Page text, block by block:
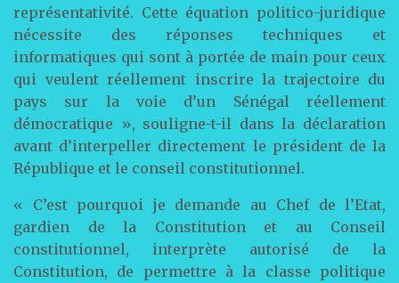
représentativité. Cette équation politico-juridique
nécessite des réponses techniques et
informatiques qui sont à portée de main pour ceux
qui veulent réellement inscrire la trajectoire du
pays sur la voie d’un Sénégal réellement
démocratique », souligne-t-il dans la déclaration
avant d’interpeller directement le président de la
République et le conseil constitutionnel.
« C’est pourquoi je demande au Chef de l’Etat,
gardien de la Constitution et au Conseil
constitutionnel, interprète autorisé de la
Constitution, de permettre à la classe politique